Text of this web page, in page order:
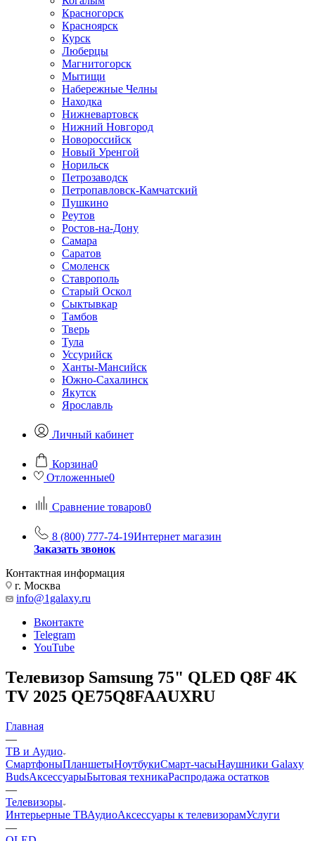
Красногорск
Красноярск
Курск
Люберцы
Магнитогорск
Мытищи
Набережные Челны
Находка
Нижневартовск
Нижний Новгород
Новороссийск
Новый Уренгой
Норильск
Петрозаводск
Петропавловск-Камчатский
Пушкино
Реутов
Ростов-на-Дону
Самара
Саратов
Смоленск
Ставрополь
Старый Оскол
Сыктывкар
Тамбов
Тверь
Тула
Уссурийск
Ханты-Мансийск
Южно-Сахалинск
Якутск
Ярославль
Личный кабинет
Корзина0
Отложенные0
Сравнение товаров0
8 (800) 777-74-19Интернет магазин
Заказать звонок
Контактная информация
г. Москва
info@1galaxy.ru
Вконтакте
Telegram
YouTube
Телевизор Samsung 75" QLED Q8F 4K
TV 2025 QE75Q8FAAUXRU
Главная
—
ТВ и Аудио
СмартфоныПланшетыНоутбукиСмарт-часыНаушники Galaxy
BudsАксессуарыБытовая техникаРаспродажа остатков
—
Телевизоры
Интерьерные ТВАудиоАксессуары к телевизорамУслуги
—